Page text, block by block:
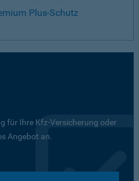
Plus-Schutz
für Ihre Kfz-Versicherung oder
Angebot an.